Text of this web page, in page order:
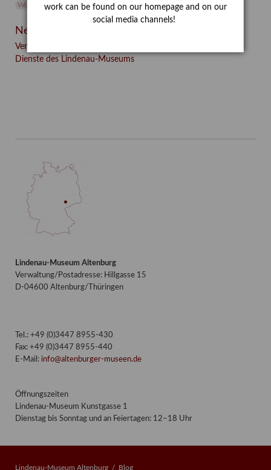
Wolf und Hund
Zirkuswoche
Neueste Beiträge
Verschenkt, verkauft, vergessen? – Kunstdetektivinnen im
Dienste des Lindenau-Museums
Lindenau-Museum Altenburg
Verwaltung/Postadresse: Hillgasse 15
D-04600 Altenburg/Thüringen
Tel.: +49 (0)3447 8955-430
Fax: +49 (0)3447 8955-440
E-Mail: info@altenburger-museen.de
Öffnungszeiten
Lindenau-Museum Kunstgasse 1
Dienstag bis Sonntag und an Feiertagen: 12–18 Uhr
Lindenau-Museum Altenburg Blog
work can be found on our homepage and on our
social media channels!